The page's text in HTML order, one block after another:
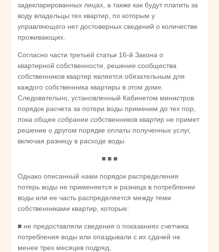
задекларированных лицах, а также как будут платить за
воду владельцы тех квартир, по которым у
управляющего нет достоверных сведений о количестве
проживающих.
Согласно части третьей статьи 16-й Закона о
квартирной собственности, решение сообщества
собственников квартир является обязательным для
каждого собственника квартиры в этом доме.
Следовательно, установленный Кабинетом министров
порядок расчета за потери воды применим до тех пор,
пока общее собрание собственников квартир не примет
решение о другом порядке оплаты полученных услуг,
включая разницу в расходе воды.
■ ■ ■
Однако описанный нами порядок распределения
потерь воды не применяется и разница в потреблении
воды или ее часть распределяется между теми
собственниками квартир, которые:
■ не предоставляли сведения о показаниях счетчика
потребления воды или опаздывали с их сдачей не
менее трех месяцев подряд;